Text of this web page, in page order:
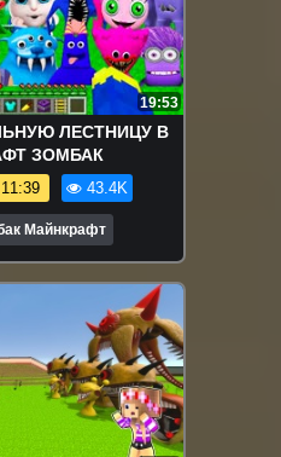
19:53
ЛЕСТНИЦУ В
ЗОМБАК
43.4K
Майнкрафт